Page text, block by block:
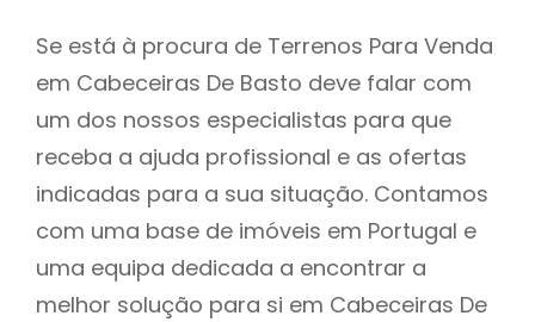
Se está à procura de Terrenos Para Venda
em Cabeceiras De Basto deve falar com
um dos nossos especialistas para que
receba a ajuda profissional e as ofertas
indicadas para a sua situação. Contamos
com uma base de imóveis em Portugal e
uma equipa dedicada a encontrar a
melhor solução para si em Cabeceiras De